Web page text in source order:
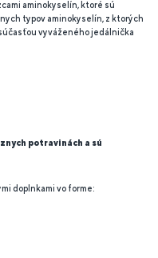
aminokyselín, ktoré sú
typov aminokyselín, z ktorých
vyváženého jedálnička
potravinách a sú
doplnkami vo forme: